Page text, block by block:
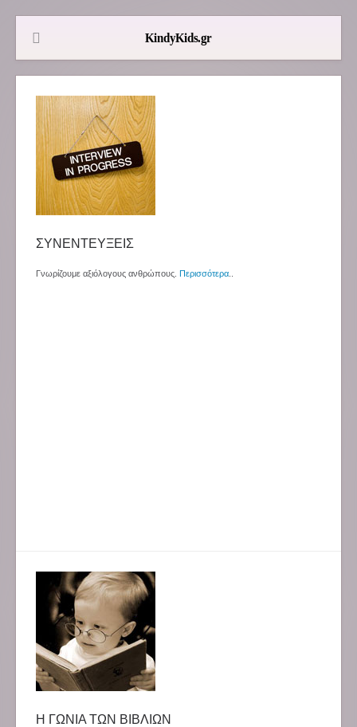
ΣΥΝΕΝΤΕΥΞΕΙΣ
Γνωρίζουμε αξιόλογους ανθρώπους. Περισσότερα
Η ΓΩΝΙΑ ΤΩΝ ΒΙΒΛΙΩΝ